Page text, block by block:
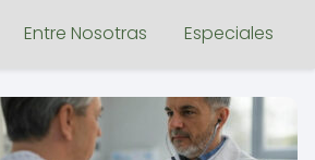
Entre Nosotras Especiales